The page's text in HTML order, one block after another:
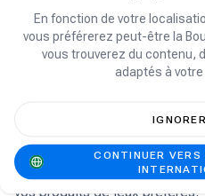
La boutique en ligne leader en
vos produits de jeux préférés.
En fonction de votre
vous préférerez peut-être la
vous trouverez du contenu,
adaptés à votre
IGNORER
CONTINUER